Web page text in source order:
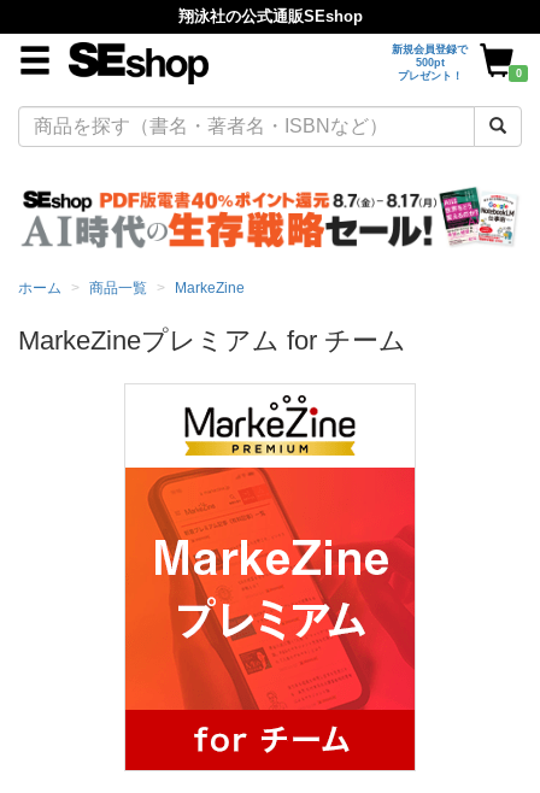
翔泳社の公式通販SEshop
新規会員登録で
500pt
プレゼント！
0
ホーム 商品一覧 MarkeZine
MarkeZineプレミアム for チーム